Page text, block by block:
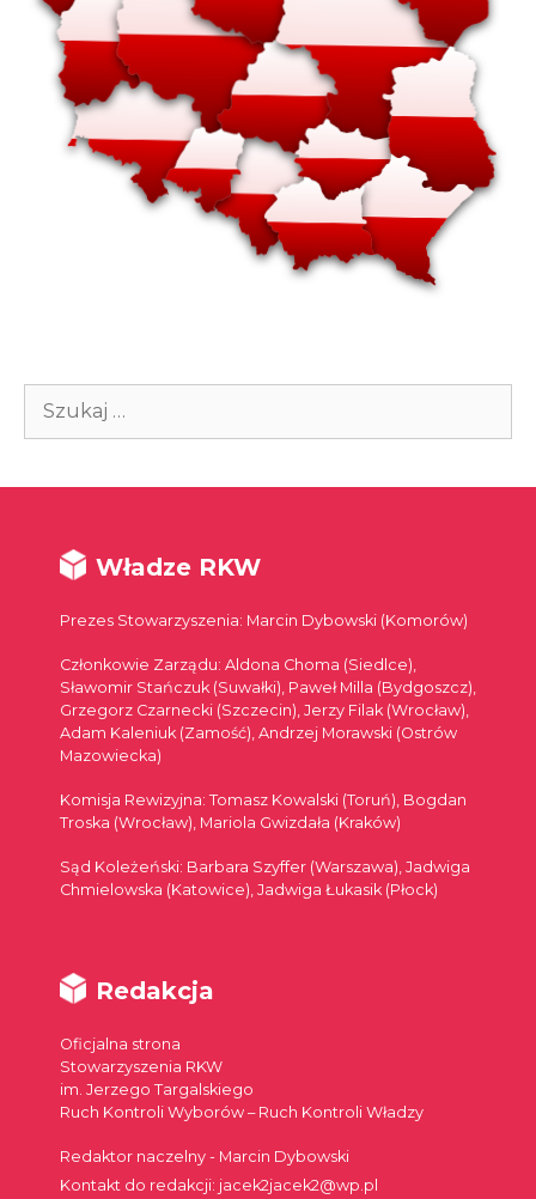
Szukaj:
Władze RKW
Prezes Stowarzyszenia: Marcin Dybowski (Komorów)
Członkowie Zarządu: Aldona Choma (Siedlce),
Sławomir Stańczuk (Suwałki), Paweł Milla (Bydgoszcz),
Grzegorz Czarnecki (Szczecin), Jerzy Filak (Wrocław),
Adam Kaleniuk (Zamość), Andrzej Morawski (Ostrów
Mazowiecka)
Komisja Rewizyjna: Tomasz Kowalski (Toruń), Bogdan
Troska (Wrocław), Mariola Gwizdała (Kraków)
Sąd Koleżeński: Barbara Szyffer (Warszawa), Jadwiga
Chmielowska (Katowice), Jadwiga Łukasik (Płock)
Redakcja
Oficjalna strona
Stowarzyszenia RKW
im. Jerzego Targalskiego
Ruch Kontroli Wyborów – Ruch Kontroli Władzy
Redaktor naczelny - Marcin Dybowski
Kontakt do redakcji: jacek2jacek2@wp.pl